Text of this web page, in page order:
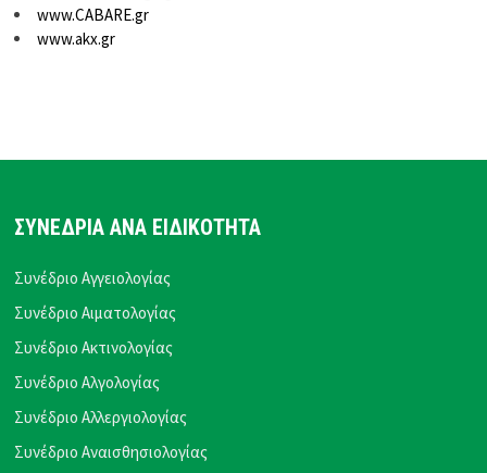
www.CABARE.gr
www.akx.gr
ΣΥΝΕΔΡΙΑ ΑΝΑ ΕΙΔΙΚΟΤΗΤΑ
Συνέδριο Αγγειολογίας
Συνέδριο Αιματολογίας
Συνέδριο Ακτινολογίας
Συνέδριο Αλγολογίας
Συνέδριο Αλλεργιολογίας
Συνέδριο Αναισθησιολογίας